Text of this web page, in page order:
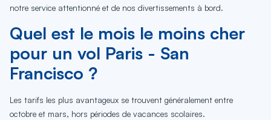
notre service attentionné et de nos divertissements à bord.
Quel est le mois le moins cher
pour un vol Paris - San
Francisco ?
Les tarifs les plus avantageux se trouvent généralement entre
octobre et mars, hors périodes de vacances scolaires.